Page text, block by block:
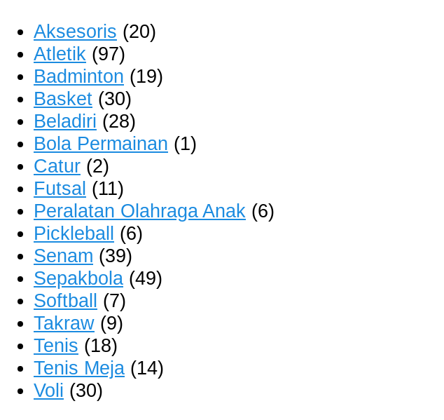
Aksesoris (20)
Atletik (97)
Badminton (19)
Basket (30)
Beladiri (28)
Bola Permainan (1)
Catur (2)
Futsal (11)
Peralatan Olahraga Anak (6)
Pickleball (6)
Senam (39)
Sepakbola (49)
Softball (7)
Takraw (9)
Tenis (18)
Tenis Meja (14)
Voli (30)